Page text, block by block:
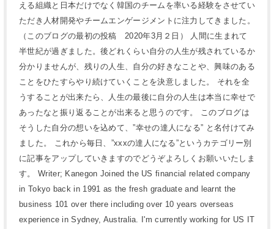
える組織と日本だけでなく韓国のチームを率いる経験をさせてい
ただき人材開発やチームエンゲージメントに注力してきました。
（このブログの最初の投稿 2020年3月２日） 人間に生まれて
半世紀が過ぎました。後どれくらい自分の人生が残されているか
分かりませんが、残りの人生、自分の好きなことや、興味のある
ことをひたすらやり続けていくことを決意しました。 それを全
うすることが出来たら、人生の最後に自分の人生は本当に幸せで
あったなと振り返ることが出来ると思うのです。 このブログは
そうした自分の想いを込めて、”幸せの達人になる” と名付けてみ
ました。 これから毎日、”xxxの達人になる”というカテゴリー別
に記事をアップしていきますのでどうぞよろしくお願いいたしま
す。 Writer; Kanegon Joined the US financial related company
in Tokyo back in 1991 as the fresh graduate and learnt the
business 101 over there including over 10 years overseas
experience in Sydney, Australia. I'm currently working for US IT